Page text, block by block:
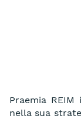
Praemia
nella sua